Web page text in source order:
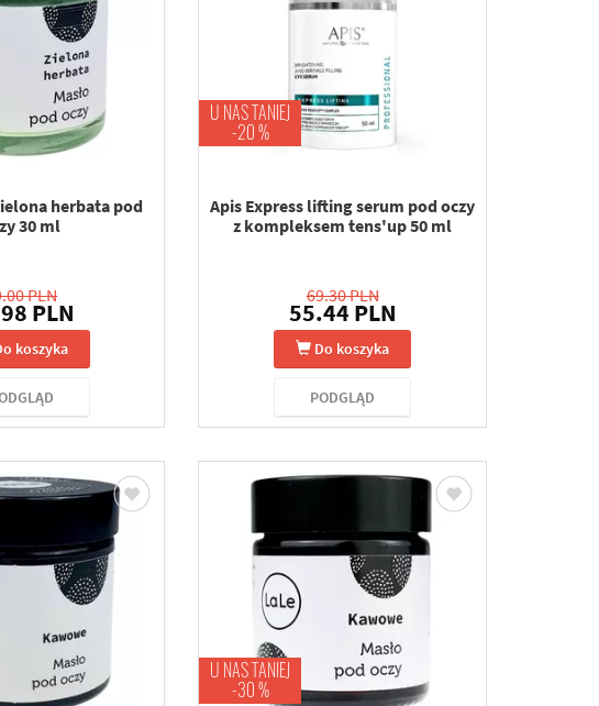
herbata pod
30 ml
PLN
PLN
koszyka
U NAS TANIEJ
-20 %
Apis Express lifting serum pod oczy
z kompleksem tens'up 50 ml
69.30 PLN
55.44 PLN
Do koszyka
PODGLĄD
U NAS TANIEJ
-30 %